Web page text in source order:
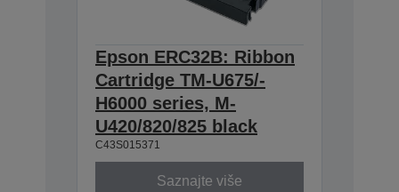
Epson ERC32B: Ribbon
Cartridge TM-U675/-
H6000 series, M-
U420/820/825 black
C43S015371
Saznajte više